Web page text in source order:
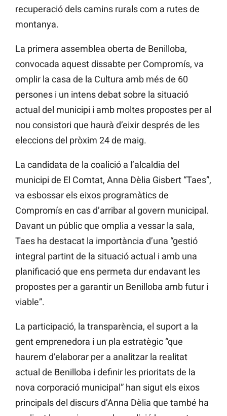
recuperació dels camins rurals com a rutes de
montanya.
La primera assemblea oberta de Benilloba,
convocada aquest dissabte per Compromís, va
omplir la casa de la Cultura amb més de 60
persones i un intens debat sobre la situació
actual del municipi i amb moltes propostes per al
nou consistori que haurà d’eixir després de les
eleccions del pròxim 24 de maig.
La candidata de la coalició a l’alcaldia del
municipi de El Comtat, Anna Dèlia Gisbert “Taes”,
va esbossar els eixos programàtics de
Compromís en cas d’arribar al govern municipal.
Davant un públic que omplia a vessar la sala,
Taes ha destacat la importància d’una “gestió
integral partint de la situació actual i amb una
planificació que ens permeta dur endavant les
propostes per a garantir un Benilloba amb futur i
viable”.
La participació, la transparència, el suport a la
gent emprenedora i un pla estratègic “que
haurem d’elaborar per a analitzar la realitat
actual de Benilloba i definir les prioritats de la
nova corporació municipal” han sigut els eixos
principals del discurs d’Anna Dèlia que també ha